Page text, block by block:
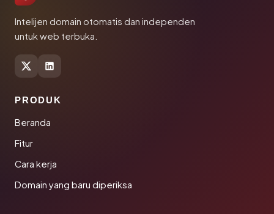
Intelijen domain otomatis dan independen
untuk web terbuka.
PRODUK
Beranda
Fitur
Cara kerja
Domain yang baru diperiksa